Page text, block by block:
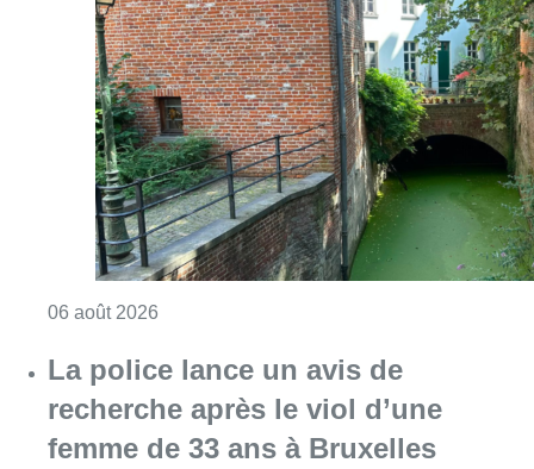
06 août 2026Consulter l'article "Saint-Géry : un ancien
La police lance un avis de
recherche après le viol d’une
femme de 33 ans à Bruxelles